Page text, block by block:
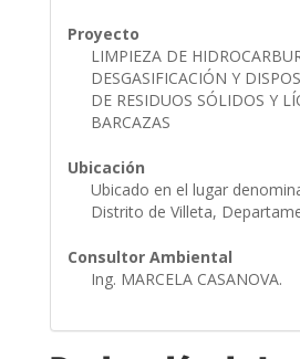
Proyecto
LIMPIEZA DE
DESGASIFICACIÓN Y
DE RESIDUOS SÓLIDOS Y
BARCAZAS
Ubicación
Ubicado en el lugar
Distrito de Villeta,
Consultor Ambiental
Ing. MARCELA CASANOVA.